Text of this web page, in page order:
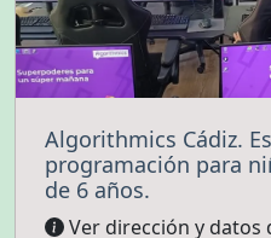
Algorithmics Cádiz.
programación para
de 6 años.
Ver dirección y datos